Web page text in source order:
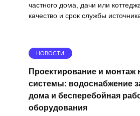
частного дома, дачи или
качество и срок службы
НОВОСТИ
Проектирование и монтаж
системы: водоснабжение
дома и бесперебойная
оборудования